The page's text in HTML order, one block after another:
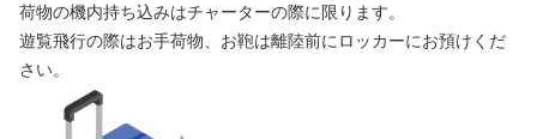
荷物の機内持ち込みはチャーターの際に限ります。
遊覧飛行の際はお手荷物、お鞄は離陸前にロッカーにお預けくだ
さい。